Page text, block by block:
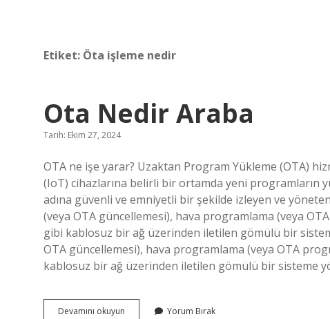
Etiket: Öta işleme nedir
Ota Nedir Araba
Tarih: Ekim 27, 2024
OTA ne işe yarar? Uzaktan Program Yükleme (OTA)
(IoT) cihazlarına belirli bir ortamda yeni programların
adına güvenli ve emniyetli bir şekilde izleyen ve
(veya OTA güncellemesi), hava programlama (veya
gibi kablosuz bir ağ üzerinden iletilen gömülü bir
OTA güncellemesi), hava programlama (veya OTA
kablosuz bir ağ üzerinden iletilen gömülü bir sisteme
Devamını okuyun Yorum Bırak